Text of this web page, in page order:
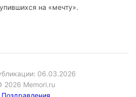
на «мечту».
06.03.2026
2026 Memori.ru